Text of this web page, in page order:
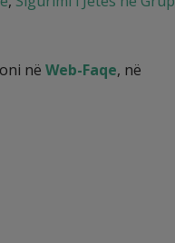
në Web-Faqe, në